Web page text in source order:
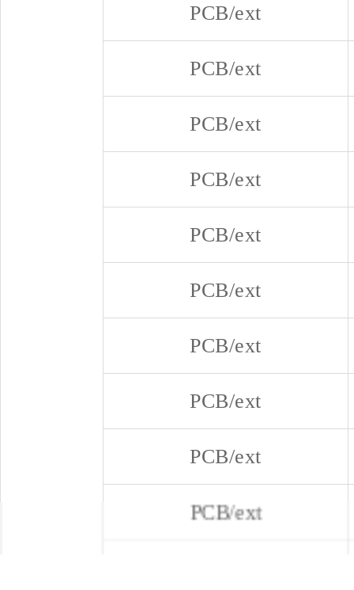
PCB/ext
PCB/ext
PCB/ext
PCB/ext
PCB/ext
PCB/ext
PCB/ext
PCB/ext
PCB/ext
PCB/ext